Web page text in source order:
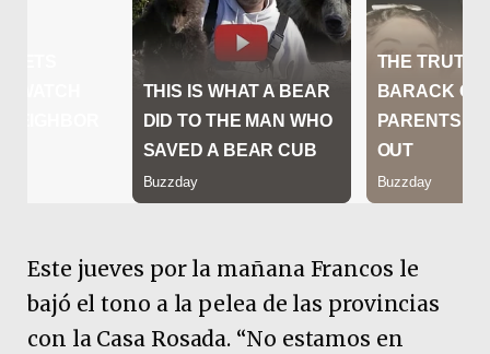
Este jueves por la mañana Francos le
bajó el tono a la pelea de las provincias
con la Casa Rosada. “No estamos en